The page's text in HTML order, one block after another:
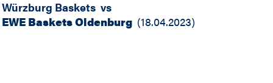
Würzburg Baskets vs
EWE Baskets Oldenburg (18.04.2023)